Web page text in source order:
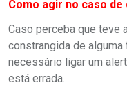
Como agir no caso
Caso perceba que teve
constrangida de
necessário ligar um
está errada.